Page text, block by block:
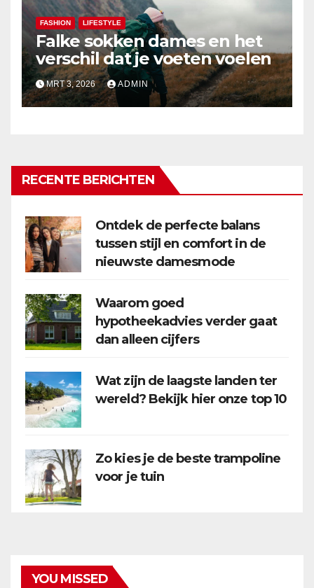
FASHION LIFESTYLE
Falke sokken dames en het
verschil dat je voeten voelen
MRT 3, 2026 ADMIN
RECENTE BERICHTEN
Ontdek de perfecte balans
tussen stijl en comfort in de
nieuwste damesmode
Waarom goed
hypotheekadvies verder gaat
dan alleen cijfers
Wat zijn de laagste landen ter
wereld? Bekijk hier onze top 10
Zo kies je de beste trampoline
voor je tuin
YOU MISSED